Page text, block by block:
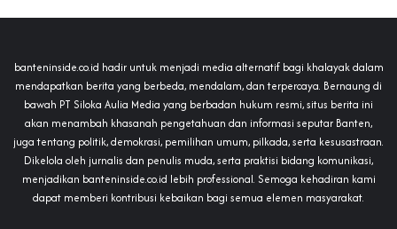
banteninside.co.id hadir untuk menjadi media alternatif bagi khalayak dalam
mendapatkan berita yang berbeda, mendalam, dan terpercaya. Bernaung di
bawah PT Siloka Aulia Media yang berbadan hukum resmi, situs berita ini
akan menambah khasanah pengetahuan dan informasi seputar Banten,
juga tentang politik, demokrasi, pemilihan umum, pilkada, serta kesusastraan.
Dikelola oleh jurnalis dan penulis muda, serta praktisi bidang komunikasi,
menjadikan banteninside.co.id lebih professional. Semoga kehadiran kami
dapat memberi kontribusi kebaikan bagi semua elemen masyarakat.